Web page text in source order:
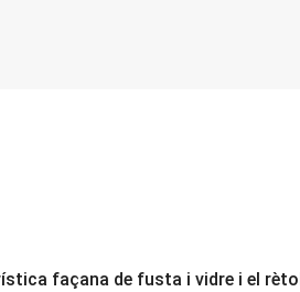
façana de fusta i vidre i el